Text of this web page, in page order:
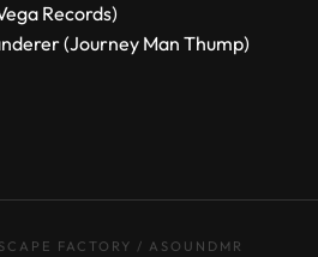
Records)
(Journey Man Thump)
FACTORY / ASOUNDMR